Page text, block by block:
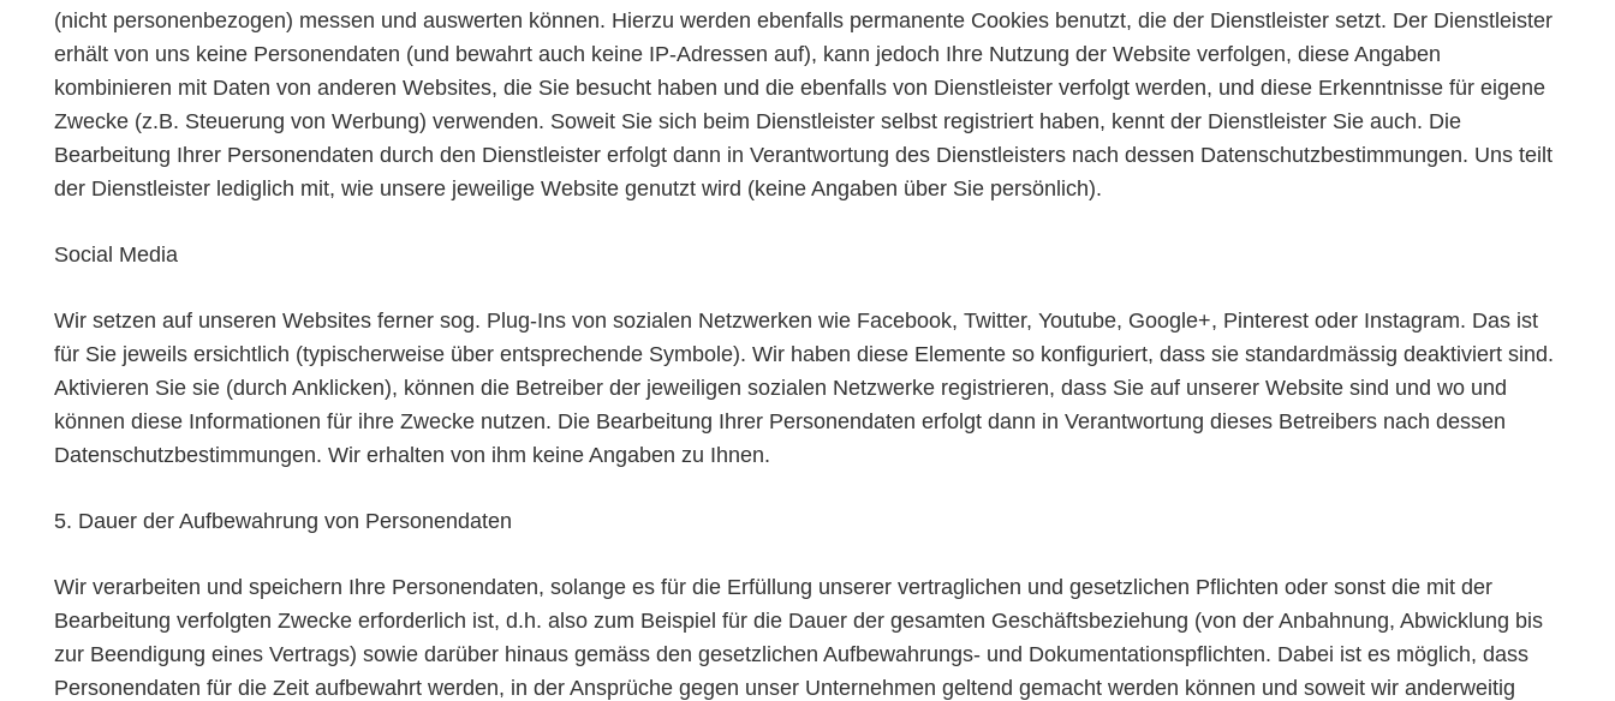
(nicht personenbezogen) messen und auswerten können. Hierzu werden ebenfalls permanente Cookies benutzt, die der Dienstleister setzt. Der Dienstleister
erhält von uns keine Personendaten (und bewahrt auch keine IP-Adressen auf), kann jedoch Ihre Nutzung der Website verfolgen, diese Angaben
kombinieren mit Daten von anderen Websites, die Sie besucht haben und die ebenfalls von Dienstleister verfolgt werden, und diese Erkenntnisse für eigene
Zwecke (z.B. Steuerung von Werbung) verwenden. Soweit Sie sich beim Dienstleister selbst registriert haben, kennt der Dienstleister Sie auch. Die
Bearbeitung Ihrer Personendaten durch den Dienstleister erfolgt dann in Verantwortung des Dienstleisters nach dessen Datenschutzbestimmungen. Uns teilt
der Dienstleister lediglich mit, wie unsere jeweilige Website genutzt wird (keine Angaben über Sie persönlich).
Social Media
Wir setzen auf unseren Websites ferner sog. Plug-Ins von sozialen Netzwerken wie Facebook, Twitter, Youtube, Google+, Pinterest oder Instagram. Das ist
für Sie jeweils ersichtlich (typischerweise über entsprechende Symbole). Wir haben diese Elemente so konfiguriert, dass sie standardmässig deaktiviert sind.
Aktivieren Sie sie (durch Anklicken), können die Betreiber der jeweiligen sozialen Netzwerke registrieren, dass Sie auf unserer Website sind und wo und
können diese Informationen für ihre Zwecke nutzen. Die Bearbeitung Ihrer Personendaten erfolgt dann in Verantwortung dieses Betreibers nach dessen
Datenschutzbestimmungen. Wir erhalten von ihm keine Angaben zu Ihnen.
5. Dauer der Aufbewahrung von Personendaten
Wir verarbeiten und speichern Ihre Personendaten, solange es für die Erfüllung unserer vertraglichen und gesetzlichen Pflichten oder sonst die mit der
Bearbeitung verfolgten Zwecke erforderlich ist, d.h. also zum Beispiel für die Dauer der gesamten Geschäftsbeziehung (von der Anbahnung, Abwicklung bis
zur Beendigung eines Vertrags) sowie darüber hinaus gemäss den gesetzlichen Aufbewahrungs- und Dokumentationspflichten. Dabei ist es möglich, dass
Personendaten für die Zeit aufbewahrt werden, in der Ansprüche gegen unser Unternehmen geltend gemacht werden können und soweit wir anderweitig